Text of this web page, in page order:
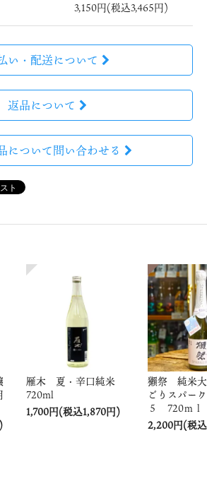
3,150円(税込3,465円)
い・配送について
返品について
について問い合わせる
雁木 夏・辛口純米
720ml
1,700円(税込1,870円)
獺祭 純米
ごりスパー
５ 720ｍｌ
2,200円(税